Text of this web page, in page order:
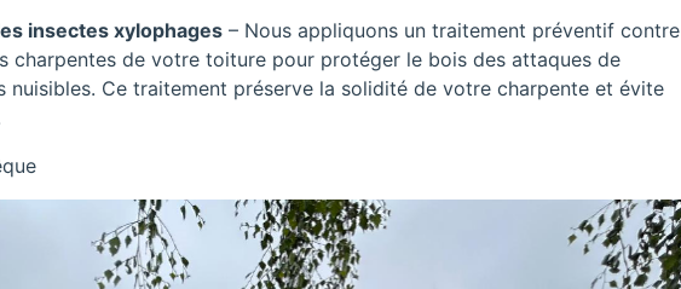
insectes xylophages– Nous appliquons un traitement préventif contre
charpentes de votre toiture pour protéger le bois des attaques de
nuisibles. Ce traitement préserve la solidité de votre charpente et évite